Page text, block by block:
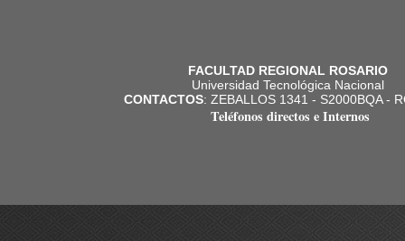
FACULTAD REGIONAL ROSARIO
Universidad Tecnológica Nacional
CONTACTOS: ZEBALLOS 1341 - S2000BQA -
Teléfonos directos e Internos